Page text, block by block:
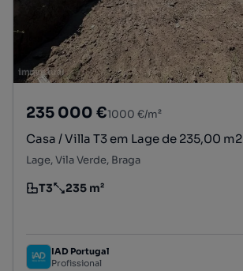
235 000 €1000 €/m²
Casa / Villa T3 em Lage de 235,00 m2
Lage, Vila Verde, Braga
Tipologia
T3
Preço por metro quadrado
235 m²
IAD Portugal
Profissional